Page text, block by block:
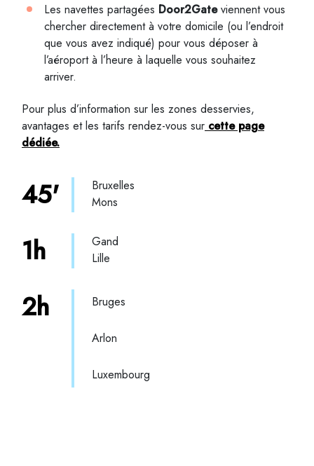
Les navettes partagées Door2Gateviennent vous
chercher directement à votre domicile (ou l’endroit
que vous avez indiqué) pour vous déposer à
l’aéroport à l’heure à laquelle vous souhaitez
arriver.
Pour plus d’information sur les zones desservies,
avantages et les tarifs rendez-vous sur cette page
dédiée.
45'
Bruxelles
Mons
1h
Gand
Lille
2h Bruges
Arlon
Luxembourg